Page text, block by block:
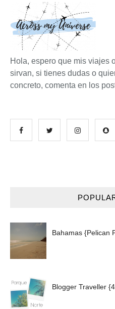
Hola, espero que mis viajes
sirvan, si tienes dudas o
concreto, comenta en los
Bahamas {Pelican
Blogger Traveller